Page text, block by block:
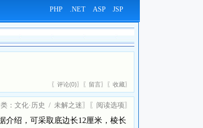
PHP .NET ASP JSP
〖 评论(0)〗〖 留言〗〖 收藏〗
： 文化·历史 / 未解之迷〗〖 阅读选项〗
绍，可采取底边长12厘米，棱长